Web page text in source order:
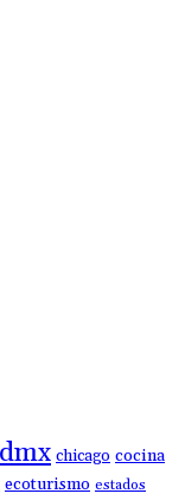
chicago cocina
ecoturismo estados